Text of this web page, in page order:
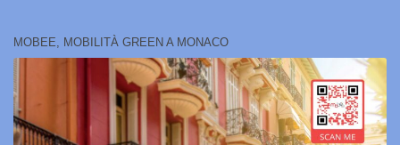
MOBEE, MOBILITÀ GREEN A MONACO